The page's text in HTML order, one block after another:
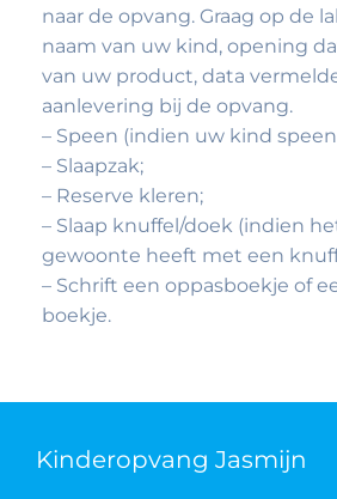
naar de opvang. Graag op de
naam van uw kind, opening
van uw product, data
aanlevering bij de opvang.
– Speen (indien uw kind
– Slaapzak;
– Reserve kleren;
– Slaap knuffel/doek (indien
gewoonte heeft met een
– Schrift een oppasboekje of
boekje.
Kinderopvang Jasmijn